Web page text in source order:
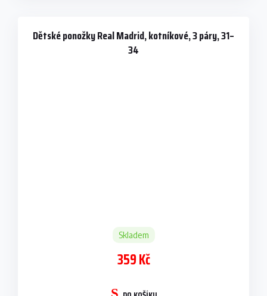
Dětské ponožky Real Madrid, kotníkové, 3 páry, 31–
34
Skladem
359 Kč